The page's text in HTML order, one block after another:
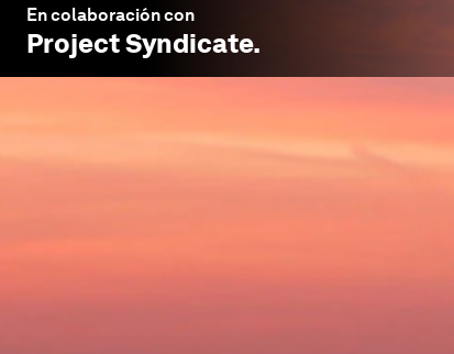
En colaboración con
Project Syndicate.